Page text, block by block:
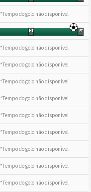
*Tempo do golo não disponível
HT FT
*Tempo do golo não disponível
*Tempo do golo não disponível
*Tempo do golo não disponível
*Tempo do golo não disponível
*Tempo do golo não disponível
*Tempo do golo não disponível
*Tempo do golo não disponível
*Tempo do golo não disponível
*Tempo do golo não disponível